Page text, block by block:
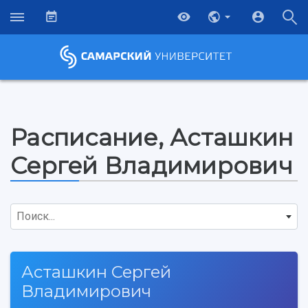
НАЗАД
Расписание, Асташкин
Сергей Владимирович
Поиск...
Асташкин Сергей
Владимирович